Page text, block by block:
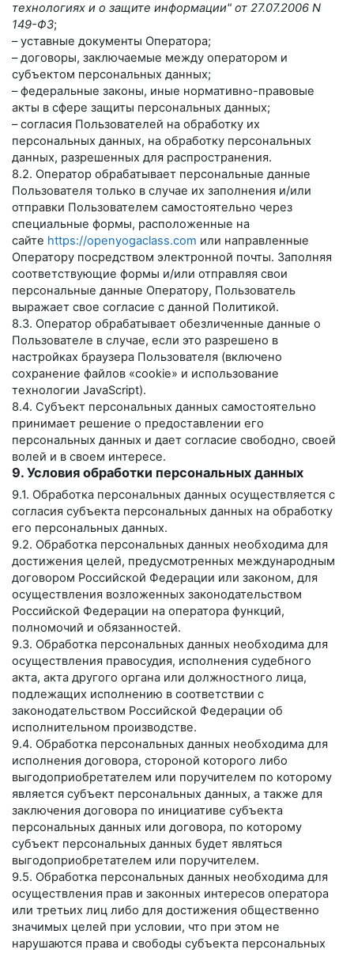
технологиях и о защите информации" от 27.07.2006 N
149-ФЗ;
– уставные документы Оператора;
– договоры, заключаемые между оператором и
субъектом персональных данных;
– федеральные законы, иные нормативно-правовые
акты в сфере защиты персональных данных;
– согласия Пользователей на обработку их
персональных данных, на обработку персональных
данных, разрешенных для распространения.
8.2. Оператор обрабатывает персональные данные
Пользователя только в случае их заполнения и/или
отправки Пользователем самостоятельно через
специальные формы, расположенные на
сайте https://openyogaclass.com или направленные
Оператору посредством электронной почты. Заполняя
соответствующие формы и/или отправляя свои
персональные данные Оператору, Пользователь
выражает свое согласие с данной Политикой.
8.3. Оператор обрабатывает обезличенные данные о
Пользователе в случае, если это разрешено в
настройках браузера Пользователя (включено
сохранение файлов «cookie» и использование
технологии JavaScript).
8.4. Субъект персональных данных самостоятельно
принимает решение о предоставлении его
персональных данных и дает согласие свободно, своей
волей и в своем интересе.
9. Условия обработки персональных данных
9.1. Обработка персональных данных осуществляется с
согласия субъекта персональных данных на обработку
его персональных данных.
9.2. Обработка персональных данных необходима для
достижения целей, предусмотренных международным
договором Российской Федерации или законом, для
осуществления возложенных законодательством
Российской Федерации на оператора функций,
полномочий и обязанностей.
9.3. Обработка персональных данных необходима для
осуществления правосудия, исполнения судебного
акта, акта другого органа или должностного лица,
подлежащих исполнению в соответствии с
законодательством Российской Федерации об
исполнительном производстве.
9.4. Обработка персональных данных необходима для
исполнения договора, стороной которого либо
выгодоприобретателем или поручителем по которому
является субъект персональных данных, а также для
заключения договора по инициативе субъекта
персональных данных или договора, по которому
субъект персональных данных будет являться
выгодоприобретателем или поручителем.
9.5. Обработка персональных данных необходима для
осуществления прав и законных интересов оператора
или третьих лиц либо для достижения общественно
значимых целей при условии, что при этом не
нарушаются права и свободы субъекта персональных